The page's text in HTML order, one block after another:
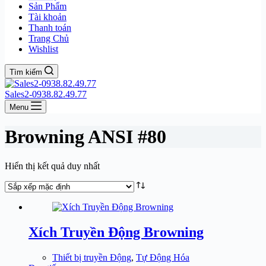
Sản Phẩm
Tài khoản
Thanh toán
Trang Chủ
Wishlist
Tìm kiếm
Sales2-0938.82.49.77
Menu
Browning ANSI #80
Hiển thị kết quả duy nhất
Xích Truyền Động Browning
Thiết bị truyền Động, Tự Động Hóa